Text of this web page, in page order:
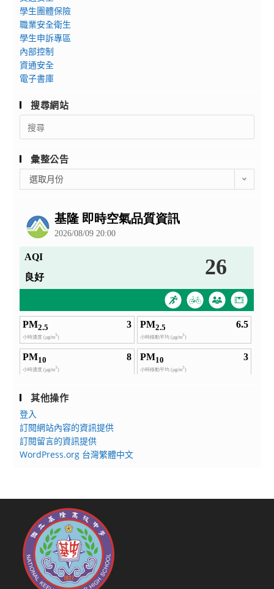
學生團體保險
職業安全衛生
學生申訴專區
內部控制
資通安全
電子書庫
搜尋網站
Search
for:
彙整公告
整
選取月份
其他操作
登入
訂閱網站內容的資訊提供
訂閱留言的資訊提供
WordPress.org 台灣繁體中文